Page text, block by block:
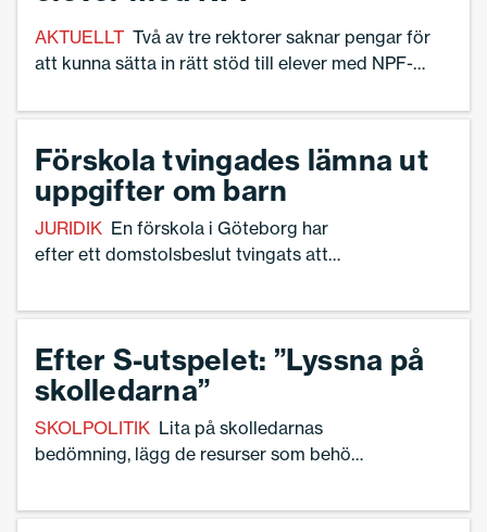
AKTUELLT Två av tre rektorer saknar pengar för
att kunna sätta in rätt stöd till elever med NPF-
Förskola tvingades lämna ut
uppgifter om barn
JURIDIK En förskola i Göteborg har
efter ett domstolsbeslut tvingats att
barn: ”Vår bedömning var att man inte
Efter S-utspelet: ”Lyssna på
skolledarna”
SKOLPOLITIK Lita på skolledarnas
bedömning, lägg de resurser som behövs
rektorer. Det säger Ann-Charlotte